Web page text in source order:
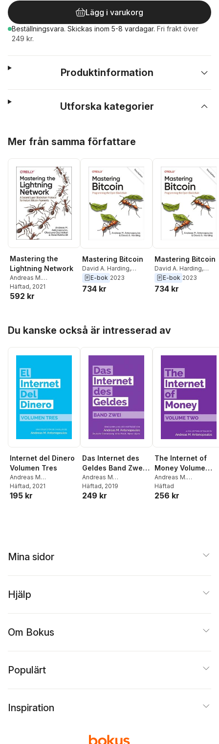
Lägg i varukorg
Beställningsvara. Skickas inom 5-8 vardagar. Fri frakt över
249 kr.
Produktinformation
Utforska kategorier
Mer från samma författare
Mastering the
Lightning Network
Andreas M.
Antonopoulos
Pickhardt
Häftad, 2021
592 kr
Mastering Bitcoin
David A. Harding,
Andreas M.
Antonopoulos
E-bok 2023
734 kr
Mastering Bitcoin
David A. Harding,
Andreas M.
Antonopoulos
E-bok 2023
734 kr
Du kanske också är intresserad av
Internet del Dinero
Volumen Tres
Andreas M
Antonopoulos
Häftad, 2021
195 kr
Das Internet des
Geldes Band Zwei:
Eine Sammlung der
Vorträge
Andreas M
Antonopoulos
Häftad, 2019
249 kr
The Internet of
Money Volume
Two: A collection
of talks by
M. Antonopoulos
Andreas M.
Antonopoulos
Häftad
256 kr
Mina sidor
Hjälp
Om Bokus
Populärt
Inspiration